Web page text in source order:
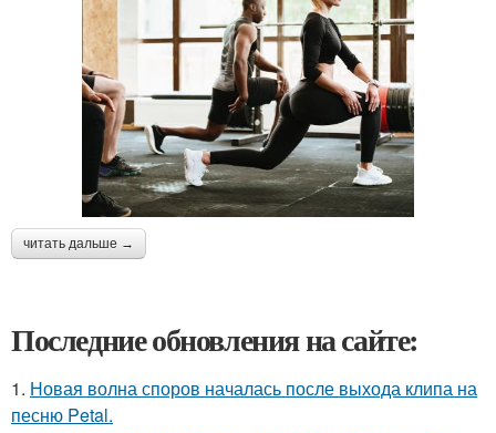
читать дальше →
Последние обновления на сайте:
1. Новая волна споров началась после выхода клипа на
песню Petal.